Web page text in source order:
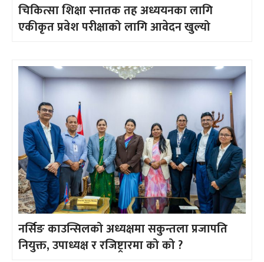
चिकित्सा शिक्षा स्नातक तह अध्ययनका लागि
एकीकृत प्रवेश परीक्षाको लागि आवेदन खुल्यो
नर्सिङ काउन्सिलको अध्यक्षमा सकुन्तला प्रजापति
नियुक्त, उपाध्यक्ष र रजिष्ट्रारमा को को ?